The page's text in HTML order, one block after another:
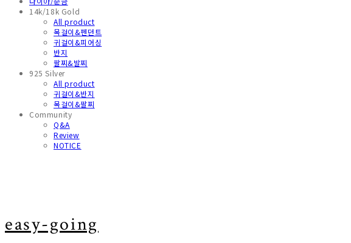
14k/18k Gold
All product
목걸이&펜던트
귀걸이&피어싱
반지
팔찌&발찌
925 Silver
All product
귀걸이&반지
목걸이&팔찌
Community
Q&A
Review
NOTICE
easy-going